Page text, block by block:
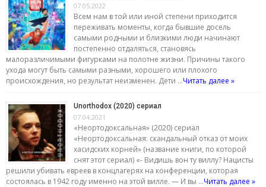
07.05.2022
Всем нам в той или иной степени приходится
переживать моменты, когда бывшие досель
самыми родными и близкими люди начинают
постепенно отдаляться, становясь
малоразличимыми фигурками на полотне жизни. Причины такого
ухода могут быть самыми разными, хорошего или плохого
происхождения, но результат неизменен. Дети …Читать далее »
Unorthodox (2020) сериал
07.04.2021
«Неортодоксальная» (2020) сериал
«Неортодоксальная: скандальный отказ от моих
хасидских корней» (название книги, по которой
снят этот сериал) «- Видишь вон ту виллу? Нацисты
решили убивать евреев в концлагерях на конференции, которая
состоялась в 1942 году именно на этой вилле. — И вы …Читать далее »